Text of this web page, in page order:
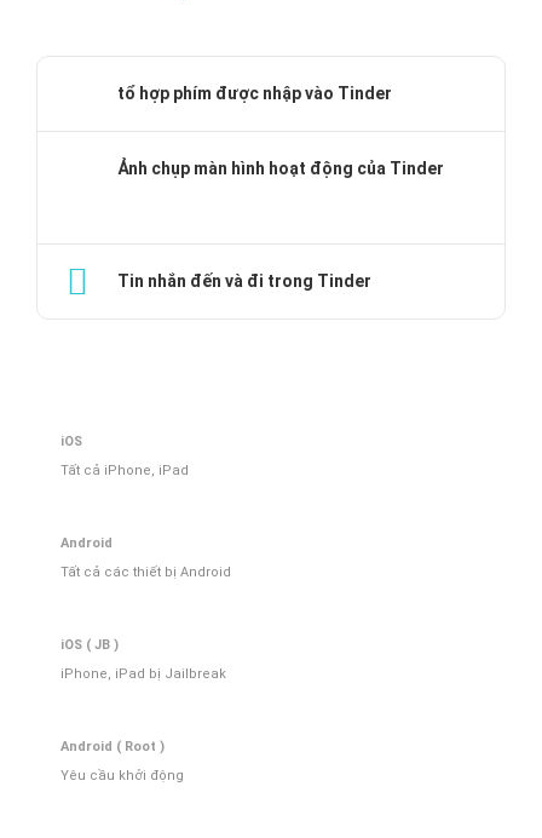
tổ hợp phím được nhập vào Tinder
Ảnh chụp màn hình hoạt động của Tinder
Tin nhắn đến và đi trong Tinder
iOS
Tất cả iPhone, iPad
Android
Tất cả các thiết bị Android
iOS ( JB )
iPhone, iPad bị Jailbreak
Android ( Root )
Yêu cầu khởi động